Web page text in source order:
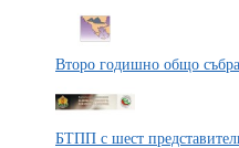
Второ годишно oбщо
БТПП с шест